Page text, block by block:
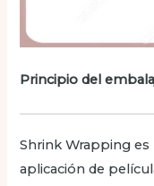
Principio del
Shrink Wrapping
aplicación de